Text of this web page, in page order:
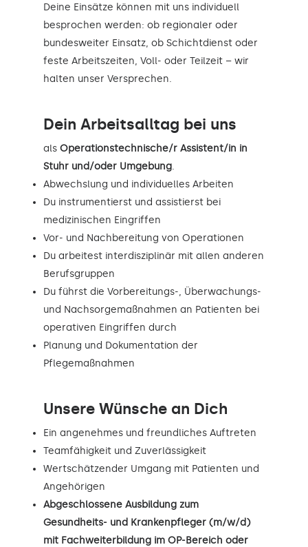
Deine Einsätze können mit uns individuell
besprochen werden: ob regionaler oder
bundesweiter Einsatz, ob Schichtdienst oder
feste Arbeitszeiten, Voll- oder Teilzeit – wir
halten unser Versprechen.
Dein Arbeitsalltag bei uns
als Operationstechnische/r Assistent/in in
Stuhr und/oder Umgebung.
Abwechslung und individuelles Arbeiten
Du instrumentierst und assistierst bei
medizinischen Eingriffen
Vor- und Nachbereitung von Operationen
Du arbeitest interdisziplinär mit allen anderen
Berufsgruppen
Du führst die Vorbereitungs-, Überwachungs-
und Nachsorgemaßnahmen an Patienten bei
operativen Eingriffen durch
Planung und Dokumentation der
Pflegemaßnahmen
Unsere Wünsche an Dich
Ein angenehmes und freundliches Auftreten
Teamfähigkeit und Zuverlässigkeit
Wertschätzender Umgang mit Patienten und
Angehörigen
Abgeschlossene Ausbildung zum
Gesundheits- und Krankenpfleger (m/w/d)
mit Fachweiterbildung im OP-Bereich oder